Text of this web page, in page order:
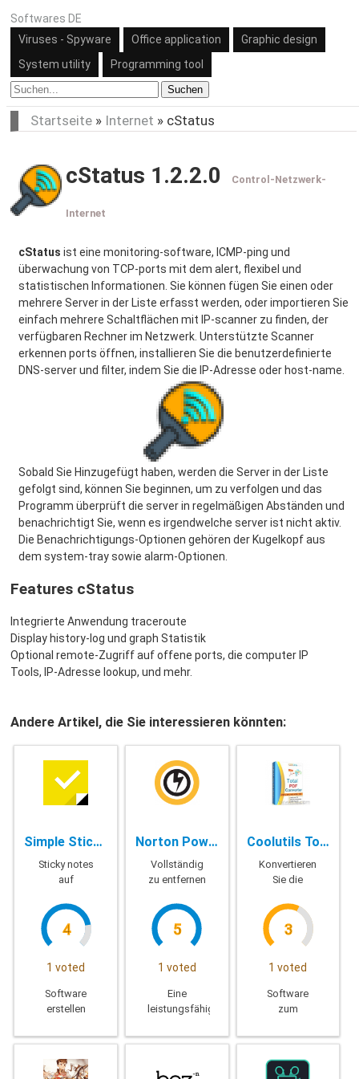
Softwares DE
Viruses - Spyware
Office application
Graphic design
System utility
Programming tool
Suchen
Startseite » Internet » cStatus
cStatus 1.2.2.0 Control-Netzwerk-
Internet
cStatus ist eine monitoring-software, ICMP-ping und
überwachung von TCP-ports mit dem alert, flexibel und
statistischen Informationen. Sie können fügen Sie einen oder
mehrere Server in der Liste erfasst werden, oder importieren Sie
einfach mehrere Schaltflächen mit IP-scanner zu finden, der
verfügbaren Rechner im Netzwerk. Unterstützte Scanner
erkennen ports öffnen, installieren Sie die benutzerdefinierte
DNS-server und filter, indem Sie die IP-Adresse oder host-name.
Sobald Sie Hinzugefügt haben, werden die Server in der Liste
gefolgt sind, können Sie beginnen, um zu verfolgen und das
Programm überprüft die server in regelmäßigen Abständen und
benachrichtigt Sie, wenn es irgendwelche server ist nicht aktiv.
Die Benachrichtigungs-Optionen gehören der Kugelkopf aus
dem system-tray sowie alarm-Optionen.
Features cStatus
Integrierte Anwendung traceroute
Display history-log und graph Statistik
Optional remote-Zugriff auf offene ports, die computer IP
Tools, IP-Adresse lookup, und mehr.
Andere Artikel, die Sie interessieren könnten:
Simple Sticky Notes - 4.9
Sticky notes
auf
desktop
4
1 voted
Software
erstellen
auf Ihrem
computer
Norton Power Eraser - 5.3.0.81
Vollständig
zu entfernen
Anwendungen
5
1 voted
Eine
leistungsfähige
moderne
Coolutils Total HTML Converter - 5.1.0.91
Konvertieren
Sie die
3
1 voted
Software
zum
von HTML
verschiedene